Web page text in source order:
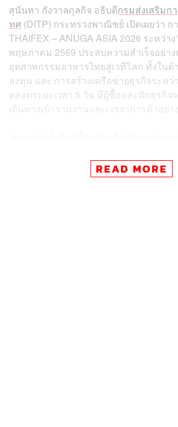
สุนันทา กังวาลกุลกิจ อธิบดีกรมส่งเสริมก
ทศ (DITP) กระทรวงพาณิชย์ เปิดเผยว่า ก
THAIFEX – ANUGA ASIA 2026 ระหว่า
พฤษภาคม 2569 ประสบความสำเร็จอย่า
อุตสาหกรรมอาหารไทยสู่เวทีโลก ทั้งในด้
ลงทุน และ การสร้างเครือข่ายธุรกิจระหว่
ตลอดระยะเวลา 5 วัน มีผู้ซื้อและนักธุรกิจ
เดินทางเข้าร่วมงานและเจรจาการค้าอย่า
ศูนย์กลางที่เชื่อมโยงห่วงโซ่อุปทานอาหาร
กัน แม้เศรษฐกิจโลกจะยังมีความท้าทาย
READ MORE